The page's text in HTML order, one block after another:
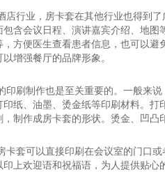
店行业，房卡套在其他行业也得到
包含会议日程、演讲嘉宾介绍、地
方便医生查看患者信息，也可以
增强餐厅的品牌形象。
印刷制作也是至关重要的。一般来说
纸、油墨、烫金纸等印刷材料。
制作成房卡套的形状。烫金、凹
卡套可以直接印刷在会议室的门口
上欢迎语和祝福语，为人提供贴